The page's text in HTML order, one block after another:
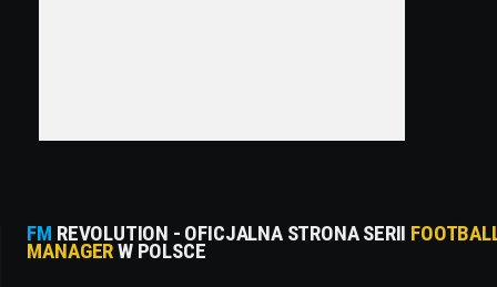
FM REVOLUTION - OFICJALNA STRONA SERII
MANAGERW POLSCE